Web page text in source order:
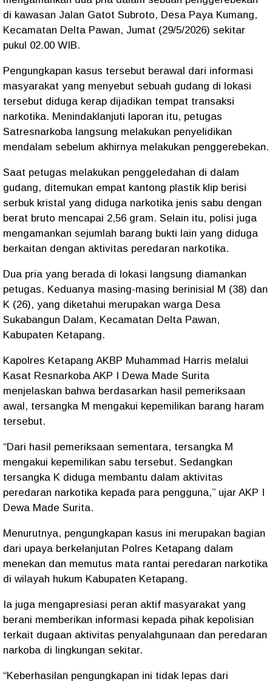
di kawasan Jalan Gatot Subroto, Desa Paya Kumang,
Kecamatan Delta Pawan, Jumat (29/5/2026) sekitar
pukul 02.00 WIB.
Pengungkapan kasus tersebut berawal dari informasi
masyarakat yang menyebut sebuah gudang di lokasi
tersebut diduga kerap dijadikan tempat transaksi
narkotika. Menindaklanjuti laporan itu, petugas
Satresnarkoba langsung melakukan penyelidikan
mendalam sebelum akhirnya melakukan penggerebekan.
Saat petugas melakukan penggeledahan di dalam
gudang, ditemukan empat kantong plastik klip berisi
serbuk kristal yang diduga narkotika jenis sabu dengan
berat bruto mencapai 2,56 gram. Selain itu, polisi juga
mengamankan sejumlah barang bukti lain yang diduga
berkaitan dengan aktivitas peredaran narkotika.
Dua pria yang berada di lokasi langsung diamankan
petugas. Keduanya masing-masing berinisial M (38) dan
K (26), yang diketahui merupakan warga Desa
Sukabangun Dalam, Kecamatan Delta Pawan,
Kabupaten Ketapang.
Kapolres Ketapang AKBP Muhammad Harris melalui
Kasat Resnarkoba AKP I Dewa Made Surita
menjelaskan bahwa berdasarkan hasil pemeriksaan
awal, tersangka M mengakui kepemilikan barang haram
tersebut.
“Dari hasil pemeriksaan sementara, tersangka M
mengakui kepemilikan sabu tersebut. Sedangkan
tersangka K diduga membantu dalam aktivitas
peredaran narkotika kepada para pengguna,” ujar AKP I
Dewa Made Surita.
Menurutnya, pengungkapan kasus ini merupakan bagian
dari upaya berkelanjutan Polres Ketapang dalam
menekan dan memutus mata rantai peredaran narkotika
di wilayah hukum Kabupaten Ketapang.
Ia juga mengapresiasi peran aktif masyarakat yang
berani memberikan informasi kepada pihak kepolisian
terkait dugaan aktivitas penyalahgunaan dan peredaran
narkoba di lingkungan sekitar.
“Keberhasilan pengungkapan ini tidak lepas dari